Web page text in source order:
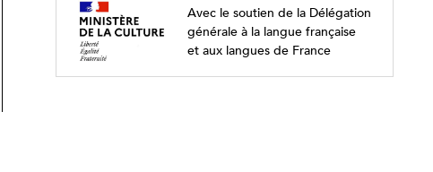
Avec le soutien de la Délégation
générale à la langue française
et aux langues de France